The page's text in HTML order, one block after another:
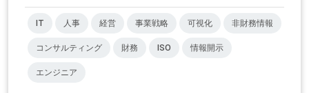
IT 人事 経営 事業戦略 可視化 非財務情報
コンサルティング 財務 ISO 情報開示
エンジニア